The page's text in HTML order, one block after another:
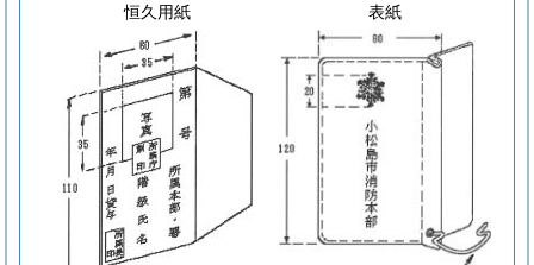
恒久用紙
表紙